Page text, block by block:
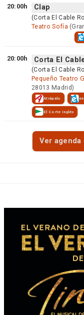
20:00h Clap
(Corta El Cable
Teatro Sofía
20:00h Corta El
(Corta El Cable
Pequeño Teatro
28013 Madrid)
Atrápalo
El Corte Inglés
Ver agenda